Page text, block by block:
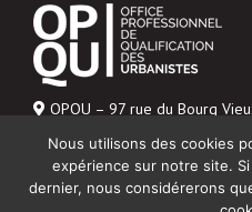
OPQU – 97 rue du Bourg
Mentions légales
Nous utilisons des cookies
expérience sur notre site.
dernier, nous considérerons